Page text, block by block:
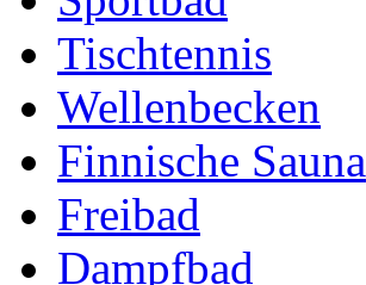
Tischtennis
Wellenbecken
Finnische Sauna
Freibad
Dampfbad